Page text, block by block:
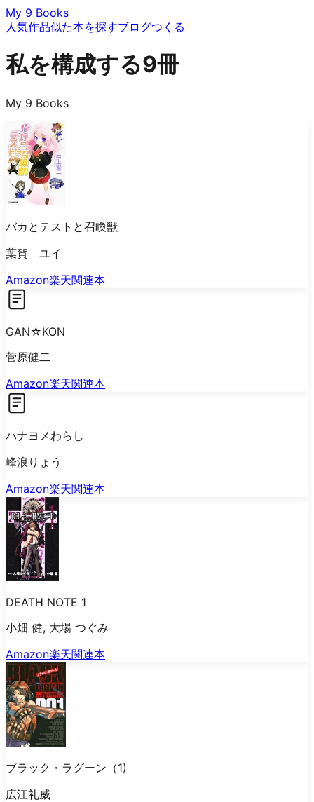
My 9 Books
人気作品似た本を探すブログつくる
私を構成する9冊
My 9 Books
バカとテストと召喚獣
葉賀 ユイ
Amazon楽天関連本
GAN☆KON
菅原健二
Amazon楽天関連本
ハナヨメわらし
峰浪りょう
Amazon楽天関連本
DEATH NOTE 1
小畑 健, 大場 つぐみ
Amazon楽天関連本
ブラック・ラグーン（1)
広江礼威